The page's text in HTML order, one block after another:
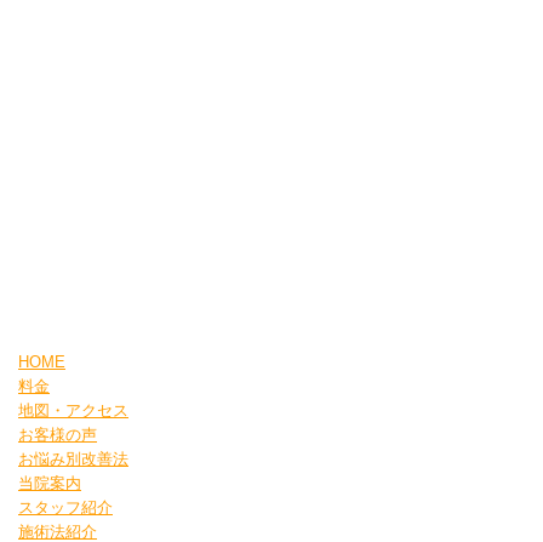
HOME
料金
地図・アクセス
お客様の声
お悩み別改善法
当院案内
スタッフ紹介
施術法紹介